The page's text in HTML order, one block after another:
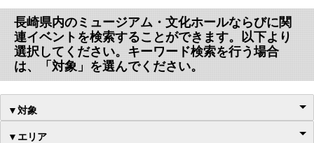
長崎県内のミュージアム・文化ホールならびに関
連イベントを検索することができます。以下より
選択してください。キーワード検索を行う場合
は、「対象」を選んでください。
▼対象
▼エリア